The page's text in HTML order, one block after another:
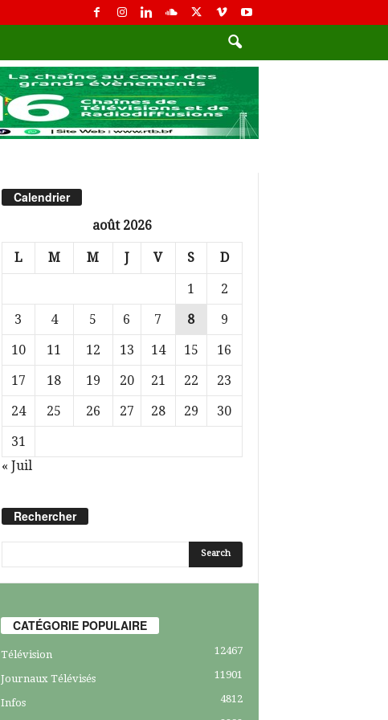
Calendrier
août 2026
L M M J V S D
1
2
3
4 5 6 7 8
9
10
11 12 13 14 15
16
17
18 19 20 21 22
23
24
25 26 27 28 29
30
31
« Juil
Rechercher
CATÉGORIE POPULAIRE
Télévision 12467
Journaux Télévisés 11901
Infos
4812